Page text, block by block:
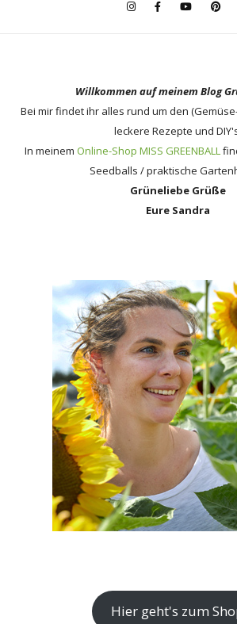
Willkommen auf meinem Blog
Bei mir findet ihr alles rund um den
leckere Rezepte und
In meinem Online-Shop MISS GREENBALL
Seedballs / praktische
Grüneliebe Grüße
Eure Sandra
Hier geht's zum